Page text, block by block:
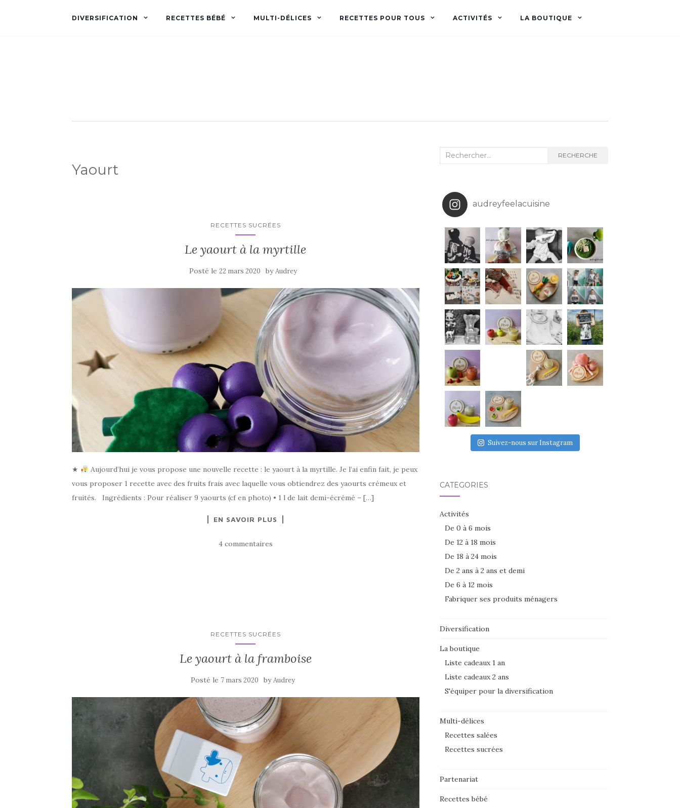
DIVERSIFICATION RECETTES BÉBÉ MULTI-DÉLICES RECETTES POUR TOUS ACTIVITÉS LA BOUTIQUE
Yaourt
RECETTES SUCRÉES
Le yaourt à la myrtille
Posté le 22 mars 2020 byAudrey
★
Aujourd’hui je vous propose une nouvelle recette : le yaourt à la myrtille. Je l’ai enfin fait, je peux
vous proposer 1 recette avec des fruits frais avec laquelle vous obtiendrez des yaourts crémeux et
fruités. Ingrédients : Pour réaliser 9 yaourts (cf en photo) • 1 l de lait demi-écrémé – […]
EN SAVOIR PLUS
4 commentaires
RECETTES SUCRÉES
Le yaourt à la framboise
Posté le 7 mars 2020 byAudrey
Recherche
RECHERCHE
audreyfeelacuisine
Suivez-nous sur Instagram
CATÉGORIES
Activités
De 0 à 6 mois
De 12 à 18 mois
De 18 à 24 mois
De 2 ans à 2 ans et demi
De 6 à 12 mois
Fabriquer ses produits ménagers
Diversification
La boutique
Liste cadeaux 1 an
Liste cadeaux 2 ans
S'équiper pour la diversification
Multi-délices
Recettes salées
Recettes sucrées
Partenariat
Recettes bébé